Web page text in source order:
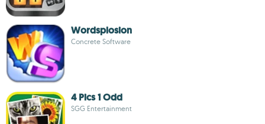
Wordsplosion
Concrete Software
4 Pics 1 Odd
SGG Entertainment